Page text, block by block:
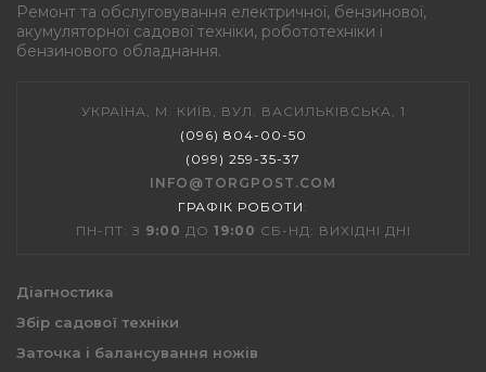
Ремонт та обслуговування електричної, бензинової,
акумуляторної садової техніки, робототехніки і
бензинового обладнання.
УКРАЇНА, М. КИЇВ, ВУЛ. ВАСИЛЬКІВСЬКА, 1
(096) 804-00-50
(099) 259-35-37
INFO@TORGPOST.COM
ГРАФІК РОБОТИ :
ПН-ПТ: З 9:00 ДО 19:00 СБ-НД: ВИХІДНІ ДНІ
Діагностика
Збір садової техніки
Заточка і балансування ножів